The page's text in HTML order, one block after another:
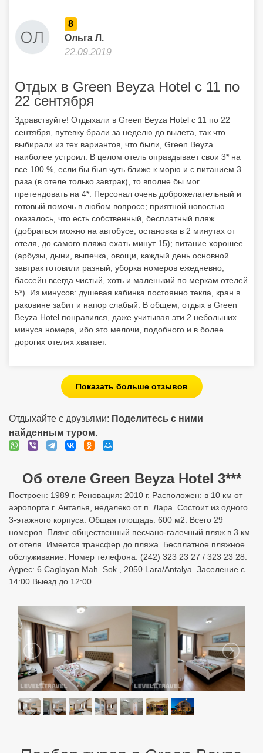
8
Ольга Л.
22.09.2019
Отдых в Green Beyza Hotel с 11 по
22 сентября
Здравствуйте! Отдыхали в Green Beyza Hotel с 11 по 22
сентября, путевку брали за неделю до вылета, так что
выбирали из тех вариантов, что были, Green Beyza
наиболее устроил. В целом отель оправдывает свои 3* на
все 100 %, если бы был чуть ближе к морю и с питанием 3
раза (в отеле только завтрак), то вполне бы мог
претендовать на 4*. Персонал очень доброжелательный и
готовый помочь в любом вопросе; приятной новостью
оказалось, что есть собственный, бесплатный пляж
(добраться можно на автобусе, остановка в 2 минутах от
отеля, до самого пляжа ехать минут 15); питание хорошее
(арбузы, дыни, выпечка, овощи, каждый день основной
завтрак готовили разный; уборка номеров ежедневно;
бассейн всегда чистый, хоть и маленький по меркам отелей
5*). Из минусов: душевая кабинка постоянно текла, кран в
раковине забит и напор слабый. В общем, отдых в Green
Beyza Hotel понравился, даже учитывая эти 2 небольших
минуса номера, ибо это мелочи, подобного и в более
дорогих отелях хватает.
Показать больше отзывов
Отдыхайте с друзьями: Поделитесь с ними
найденным туром.
Об отеле Green Beyza Hotel 3***
Построен: 1989 г. Реновация: 2010 г. Расположен: в 10 км от
аэропорта г. Анталья, недалеко от п. Лара. Состоит из одного
3-этажного корпуса. Общая площадь: 600 м2. Всего 29
номеров. Пляж: общественный песчано-галечный пляж в 3 км
от отеля. Имеется трансфер до пляжа. Бесплатное пляжное
обслуживание. Номер телефона: (242) 323 23 27 / 323 23 28.
Адрес: 6 Caglayan Mah. Sok., 2050 Lara/Antalya. Заселение с
14:00 Выезд до 12:00